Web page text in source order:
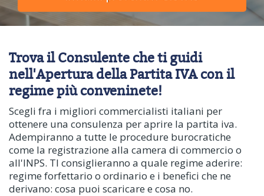
Trova il Consulente che ti guidi
nell'Apertura della Partita IVA con il
regime più conveninete!
Scegli fra i migliori commercialisti italiani per
ottenere una consulenza per aprire la partita iva.
Adempiranno a tutte le procedure burocratiche
come la registrazione alla camera di commercio o
all'INPS. TI consiglieranno a quale regime aderire:
regime forfettario o ordinario e i benefici che ne
derivano: cosa puoi scaricare e cosa no.